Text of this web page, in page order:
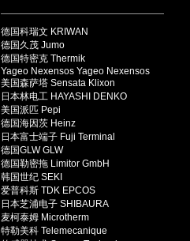
德国科瑞文 KRIWAN
德国久茂 Jumo
德国特密克 Thermik
Yageo Nexensos Yageo Nexensos
美国森萨塔 Sensata Klixon
日本林电工 HAYASHI DENKO
美国派匹 Pepi
德国海因茨 Heinz
日本富士端子 Fuji Terminal
德国GLW GLW
德国勒密拖 Limitor GmbH
韩国世纪 SEKI
爱普科斯 TDK EPCOS
日本芝浦电子 SHIBAURA
麦柯泰姆 Microtherm
特勒美科 Telemecanique